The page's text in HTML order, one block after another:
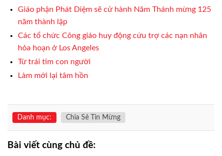
Giáo phận Phát Diệm sẽ cử hành Năm Thánh mừng 125
năm thành lập
Các tổ chức Công giáo huy động cứu trợ các nạn nhân
hỏa hoạn ở Los Angeles
Từ trái tim con người
Làm mới lại tâm hồn
Danh mục: Chia Sẻ Tin Mừng
Bài viết cùng chủ đề: